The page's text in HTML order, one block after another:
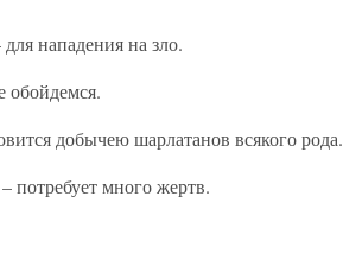
нападения на зло.
обойдемся.
добычею шарлатанов всякого рода.
потребует много жертв.